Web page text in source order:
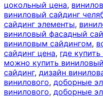
цокольный цена,
виниловый сайдинг
сайдинг элементы,
виниловый фасадный
виниловым сайдингом,
сайдинг цена, где
можно купить
сайдинг, дизайн
винилового, доборные
винилового, доборные